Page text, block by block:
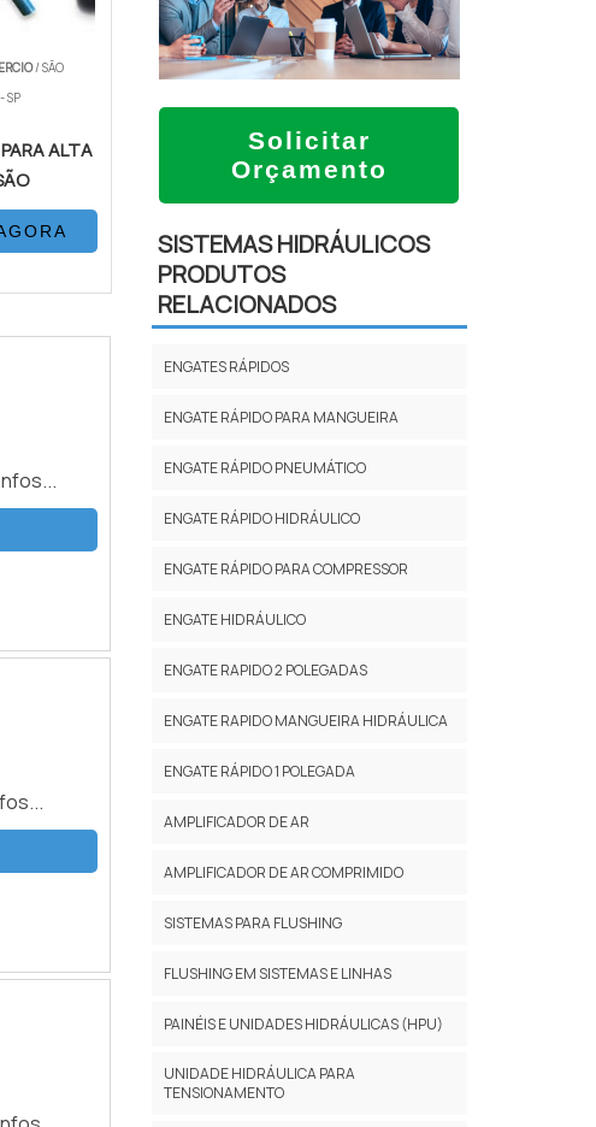
/ SÃO
SP
ALTA
Solicitar
Orçamento
SISTEMAS HIDRÁULICOS
PRODUTOS
RELACIONADOS
ENGATES RÁPIDOS
ENGATE RÁPIDO PARA MANGUEIRA
ENGATE RÁPIDO PNEUMÁTICO
ENGATE RÁPIDO HIDRÁULICO
ENGATE RÁPIDO PARA COMPRESSOR
ENGATE HIDRÁULICO
ENGATE RAPIDO 2 POLEGADAS
ENGATE RAPIDO MANGUEIRA HIDRÁULICA
ENGATE RÁPIDO 1 POLEGADA
AMPLIFICADOR DE AR
AMPLIFICADOR DE AR COMPRIMIDO
SISTEMAS PARA FLUSHING
FLUSHING EM SISTEMAS E LINHAS
PAINÉIS E UNIDADES HIDRÁULICAS (HPU)
UNIDADE HIDRÁULICA PARA
TENSIONAMENTO